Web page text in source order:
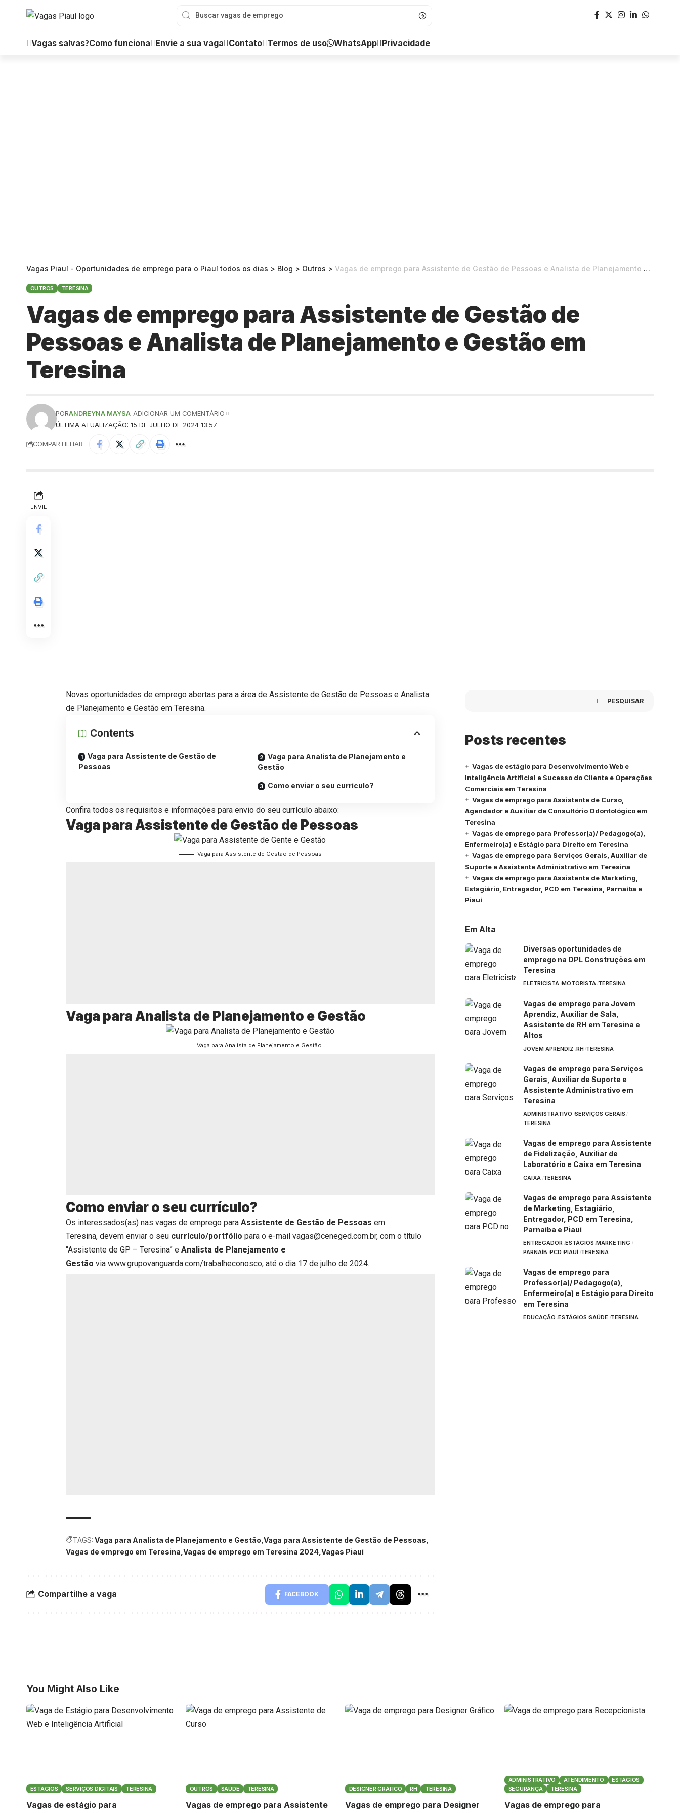
Vagas salvas Como funciona Envie a sua vaga Contato Termos de uso WhatsApp Privacidade
Vagas Piauí - Oportunidades de emprego para o Piauí todos os dias > Blog > Outros > Vagas de emprego para Assistente de Gestão de Pessoas e Analista de Planejamento e Gestão em Teresina
OUTROS TERESINA
Vagas de emprego para Assistente de Gestão de
Pessoas e Analista de Planejamento e Gestão em
Teresina
ÚLTIMA ATUALIZAÇÃO: 15 DE JULHO DE 2024 13:57
PORANDREYNA MAYSA ADICIONAR UM COMENTÁRIO
COMPARTILHAR
ENVIE
Novas oportunidades de emprego abertas para a área de Assistente de Gestão de Pessoas e Analista
de Planejamento e Gestão em Teresina.
Contents
Vaga para Assistente de Gestão de
Pessoas
Vaga para Analista de Planejamento e
Gestão
Como enviar o seu currículo?
Confira todos os requisitos e informações para envio do seu currículo abaixo:
Vaga para Assistente de Gestão de Pessoas
Vaga para Assistente de Gestão de Pessoas
Vaga para Analista de Planejamento e Gestão
Vaga para Analista de Planejamento e Gestão
Como enviar o seu currículo?
Os interessados(as) nas vagas de emprego para Assistente de Gestão de Pessoas em
Teresina, devem enviar o seu currículo/portfólio para o e-mail vagas@ceneged.com.br, com o título
“Assistente de GP – Teresina” e Analista de Planejamento e
Gestão via www.grupovanguarda.com/trabalheconosco, até o dia 17 de julho de 2024.
TAGS: Vaga para Analista de Planejamento e Gestão Vaga para Assistente de Gestão de Pessoas
Vagas de emprego em Teresina Vagas de emprego em Teresina 2024 Vagas Piauí
Compartilhe a vaga FACEBOOK
PESQUISAR
Posts recentes
Vagas de estágio para Desenvolvimento Web e
Inteligência Artificial e Sucesso do Cliente e Operações
Comerciais em Teresina
Vagas de emprego para Assistente de Curso,
Agendador e Auxiliar de Consultório Odontológico em
Teresina
Vagas de emprego para Professor(a)/ Pedagogo(a),
Enfermeiro(a) e Estágio para Direito em Teresina
Vagas de emprego para Serviços Gerais, Auxiliar de
Suporte e Assistente Administrativo em Teresina
Vagas de emprego para Assistente de Marketing,
Estagiário, Entregador, PCD em Teresina, Parnaíba e
Piauí
Em Alta
Diversas oportunidades de
emprego na DPL Construções em
Teresina
ELETRICISTA MOTORISTA TERESINA
Vagas de emprego para Jovem
Aprendiz, Auxiliar de Sala,
Assistente de RH em Teresina e
Altos
JOVEM APRENDIZ RH TERESINA
Vagas de emprego para Serviços
Gerais, Auxiliar de Suporte e
Assistente Administrativo em
Teresina
ADMINISTRATIVO SERVIÇOS GERAIS
TERESINA
Vagas de emprego para Assistente
de Fidelização, Auxiliar de
Laboratório e Caixa em Teresina
CAIXA TERESINA
Vagas de emprego para Assistente
de Marketing, Estagiário,
Entregador, PCD em Teresina,
Parnaíba e Piauí
ENTREGADOR ESTÁGIOS MARKETING
PARNAÍB PCD PIAUÍ TERESINA
Vagas de emprego para
Professor(a)/ Pedagogo(a),
Enfermeiro(a) e Estágio para Direito
em Teresina
EDUCAÇÃO ESTÁGIOS SAÚDE TERESINA
You Might Also Like
ESTÁGIOS SERVIÇOS DIGITAIS TERESINA
Vagas de estágio para
OUTROS SAÚDE TERESINA
Vagas de emprego para Assistente
DESIGNER GRÁFICO RH TERESINA
Vagas de emprego para Designer
ADMINISTRATIVO ATENDIMENTO
ESTÁGIOS
SEGURANÇA
TERESINA
Vagas de emprego para